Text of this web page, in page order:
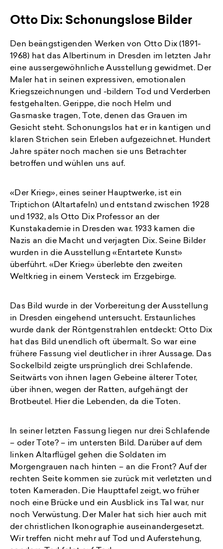
Otto Dix: Schonungslose Bilder
Den beängstigenden Werken von Otto Dix (1891-
1968) hat das Albertinum in Dresden im letzten Jahr
eine aussergewöhnliche Ausstellung gewidmet. Der
Maler hat in seinen expressiven, emotionalen
Kriegszeichnungen und -bildern Tod und Verderben
festgehalten. Gerippe, die noch Helm und
Gasmaske tragen, Tote, denen das Grauen im
Gesicht steht. Schonungslos hat er in kantigen und
klaren Strichen sein Erleben aufgezeichnet. Hundert
Jahre später noch machen sie uns Betrachter
betroffen und wühlen uns auf.
«Der Krieg», eines seiner Hauptwerke, ist ein
Triptichon (Altartafeln) und entstand zwischen 1928
und 1932, als Otto Dix Professor an der
Kunstakademie in Dresden war. 1933 kamen die
Nazis an die Macht und verjagten Dix. Seine Bilder
wurden in die Ausstellung «Entartete Kunst»
überführt. «Der Krieg» überlebte den zweiten
Weltkrieg in einem Versteck im Erzgebirge.
Das Bild wurde in der Vorbereitung der Ausstellung
in Dresden eingehend untersucht. Erstaunliches
wurde dank der Röntgenstrahlen entdeckt: Otto Dix
hat das Bild unendlich oft übermalt. So war eine
frühere Fassung viel deutlicher in ihrer Aussage. Das
Sockelbild zeigte ursprünglich drei Schlafende.
Seitwärts von ihnen lagen Gebeine älterer Toter,
über ihnen, wegen der Ratten, aufgehängt der
Brotbeutel. Hier die Lebenden, da die Toten.
In seiner letzten Fassung liegen nur drei Schlafende
– oder Tote? – im untersten Bild. Darüber auf dem
linken Altarflügel gehen die Soldaten im
Morgengrauen nach hinten – an die Front? Auf der
rechten Seite kommen sie zurück mit verletzten und
toten Kameraden. Die Haupttafel zeigt, wo früher
noch eine Brücke und ein Ausblick ins Tal war, nur
noch Verwüstung. Der Maler hat sich hier auch mit
der christlichen Ikonographie auseinandergesetzt.
Wir treffen nicht mehr auf Tod und Auferstehung,